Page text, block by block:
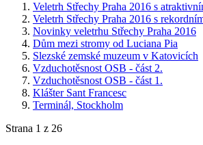
Veletrh Střechy Praha 2016 s
Veletrh Střechy Praha 2016 s
Novinky veletrhu Střechy Praha 2016
Dům mezi stromy od Luciana Pia
Slezské zemské muzeum v Katovicích
Vzduchotěsnost OSB - část 2.
Vzduchotěsnost OSB - část 1.
Klášter Sant Francesc
Terminál, Stockholm
Strana 1 z 26